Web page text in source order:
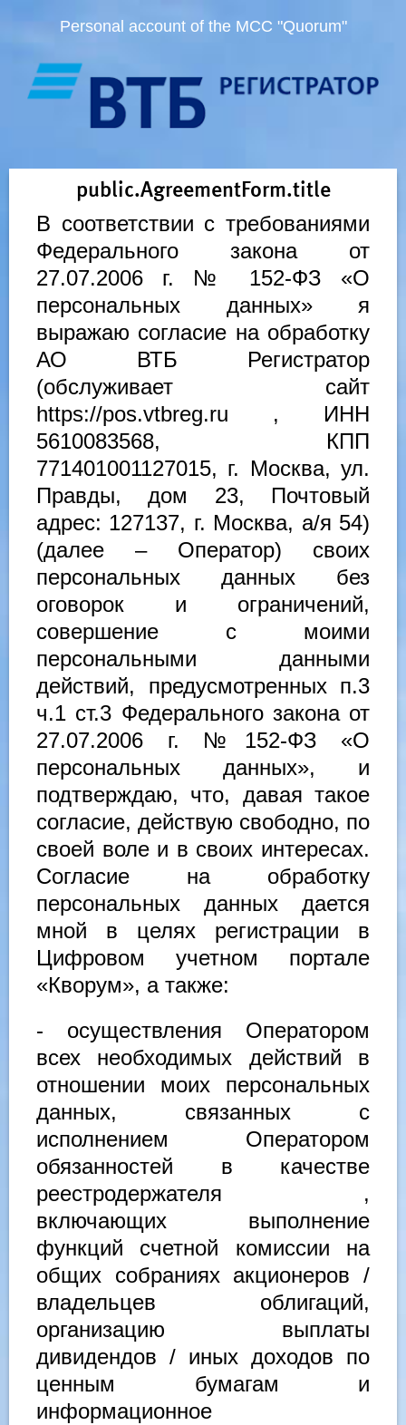
Personal account of the MCC "Quorum"
public.AgreementForm.title
В соответствии с требованиями
Федерального закона от
27.07.2006 г. № 152-ФЗ «О
персональных данных» я
выражаю согласие на обработку
АО ВТБ Регистратор
(обслуживает сайт
https://pos.vtbreg.ru , ИНН
5610083568, КПП
771401001127015, г. Москва, ул.
Правды, дом 23, Почтовый
адрес: 127137, г. Москва, а/я 54)
(далее – Оператор) своих
персональных данных без
оговорок и ограничений,
совершение с моими
персональными данными
действий, предусмотренных п.3
ч.1 ст.3 Федерального закона от
27.07.2006 г. №152-ФЗ «О
персональных данных», и
подтверждаю, что, давая такое
согласие, действую свободно, по
своей воле и в своих интересах.
Согласие на обработку
персональных данных дается
мной в целях регистрации в
Цифровом учетном портале
«Кворум», а также:
- осуществления Оператором
всех необходимых действий в
отношении моих персональных
данных, связанных с
исполнением Оператором
обязанностей в качестве
реестродержателя ,
включающих выполнение
функций счетной комиссии на
общих собраниях акционеров /
владельцев облигаций,
организацию выплаты
дивидендов / иных доходов по
ценным бумагам и
информационное